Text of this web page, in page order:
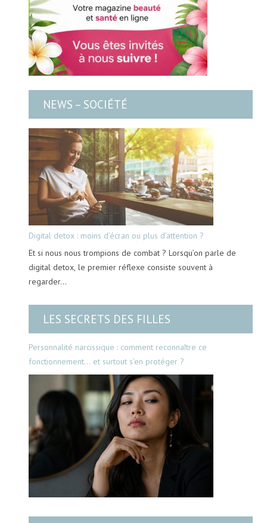
NEWS – SOCIÉTÉ
Digital detox : moins d’écran ou plus d’attention ?
Et si nous nous trompions de combat ? Lorsqu’on parle de
digital detox, le premier réflexe consiste souvent à
regarder…
LES SECRETS DES FILLES
Personnalité narcissique : comment reconnaître ce
fonctionnement… et surtout s’en protéger ?